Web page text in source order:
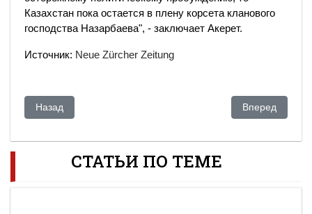
Казахстан пока остается в плену корсета кланового
господства Назарбаева", - заключает Акерет.
Источник: Neue Zürcher Zeitung
Предыдущий: Инфошум: Как переименование Астаны
Назад Следующий:
Вперед
СТАТЬИ ПО ТЕМЕ